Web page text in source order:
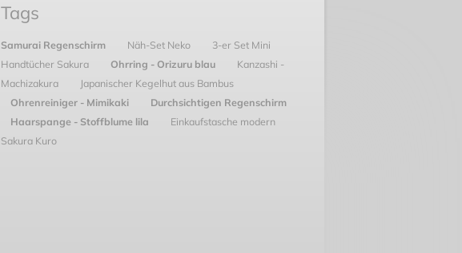
Tags
Samurai Regenschirm Näh-Set Neko
3-er Set Mini
Handtücher Sakura
Ohrring - Orizuru blau
Kanzashi -
Machizakura
Japanischer Kegelhut aus Bambus
Ohrenreiniger - Mimikaki
Durchsichtigen Regenschirm
Haarspange - Stoffblume lila
Einkaufstasche modern
Sakura Kuro